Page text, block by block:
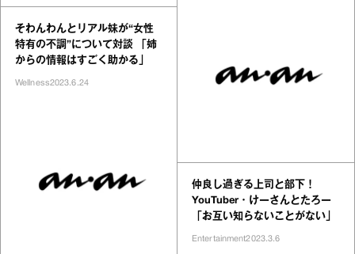
そわんわんとリアル妹が“女性
特有の不調”について対談 「姉
からの情報はすごく助かる」
Wellness2023.6.24
仲良し過ぎる上司と部下！
YouTuber・けーさんとたろー
「お互い知らないことがない」
Entertainment2023.3.6